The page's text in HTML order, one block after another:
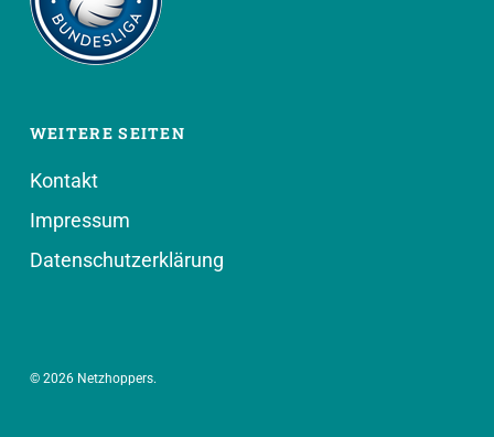
WEITERE SEITEN
Kontakt
Impressum
Datenschutzerklärung
© 2026 Netzhoppers.